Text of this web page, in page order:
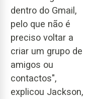
dentro do Gmail,
pelo que não é
preciso voltar a
criar um grupo de
amigos ou
contactos",
explicou Jackson,